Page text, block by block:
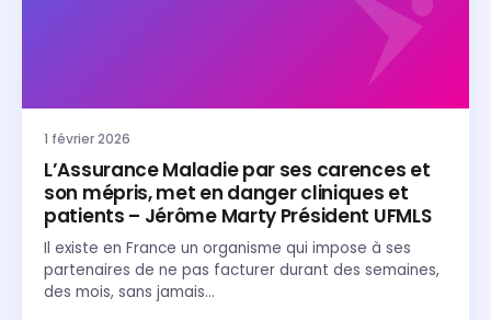
1 février 2026
L’Assurance Maladie par ses carences et
son mépris, met en danger cliniques et
patients – Jérôme Marty Président UFMLS
Il existe en France un organisme qui impose à ses
partenaires de ne pas facturer durant des semaines,
des mois, sans jamais…